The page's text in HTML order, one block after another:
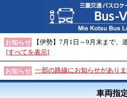
お知らせ
【伊勢】7月1日～9月末まで
[すべてを表示]
お知らせ 一部の路線にお知らせがあり
車両指